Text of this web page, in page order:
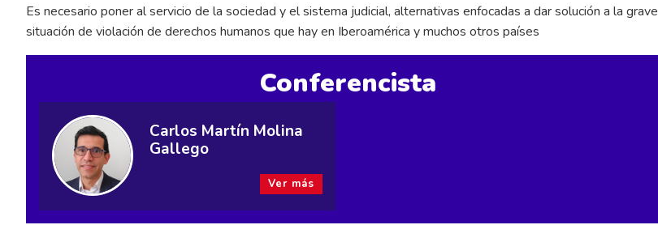
Es necesario poner al servicio de la sociedad y el sistema judicial, alternativas enfocadas a dar solución a la grave
situación de violación de derechos humanos que hay en Iberoamérica y muchos otros países
Conferencista
Carlos Martín Molina
Gallego
Ver más